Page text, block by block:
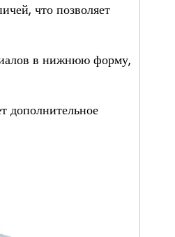
что позволяет
в нижнюю форму,
дополнительное